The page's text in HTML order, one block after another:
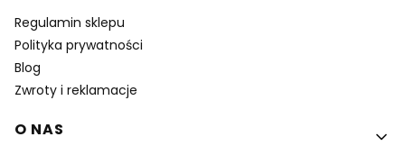
Regulamin sklepu
Polityka prywatności
Blog
Zwroty i reklamacje
O NAS